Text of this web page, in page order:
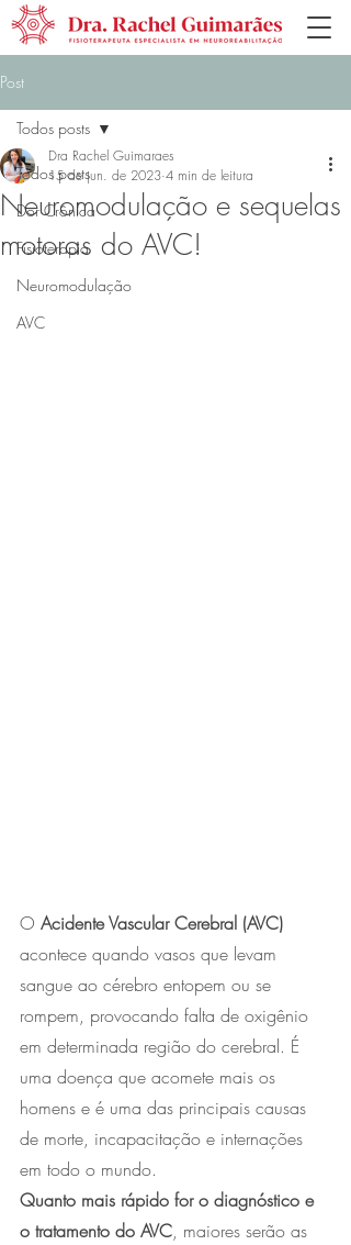
Post
Todos posts
Dor Crônica
Fisioterapia
Neuromodulação
AVC
Todos posts
Neuromodulação e sequelas
motoras do AVC!
Dra Rachel Guimaraes
15 de jun. de 2023 4 min de leitura
O Acidente Vascular Cerebral (AVC)
acontece quando vasos que levam
sangue ao cérebro entopem ou se
rompem, provocando falta de oxigênio
em determinada região do cerebral. É
uma doença que acomete mais os
homens e é uma das principais causas
de morte, incapacitação e internações
em todo o mundo.
Quanto mais rápido for o diagnóstico e
o tratamento do AVC, maiores serão as